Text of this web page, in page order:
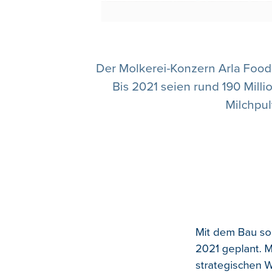
Der Molkerei-Konzern Arla
Bis 2021 seien rund 190
Mit dem Bau
2021 geplant.
strategischen